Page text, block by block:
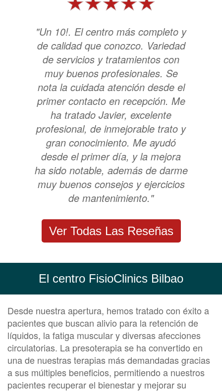
"Un 10!. El centro más completo y
de calidad que conozco. Variedad
de servicios y tratamientos con
muy buenos profesionales. Se
nota la cuidada atención desde el
primer contacto en recepción. Me
ha tratado Javier, excelente
profesional, de inmejorable trato y
gran conocimiento. Me ayudó
desde el primer día, y la mejora
ha sido notable, además de darme
muy buenos consejos y ejercicios
de mantenimiento."
Ver Todas Las Reseñas
El centro FisioClinics Bilbao
Desde nuestra apertura, hemos tratado con éxito a
pacientes que buscan alivio para la retención de
líquidos, la fatiga muscular y diversas afecciones
circulatorias. La presoterapia se ha convertido en
una de nuestras terapias más demandadas gracias
a sus múltiples beneficios, permitiendo a nuestros
pacientes recuperar el bienestar y mejorar su